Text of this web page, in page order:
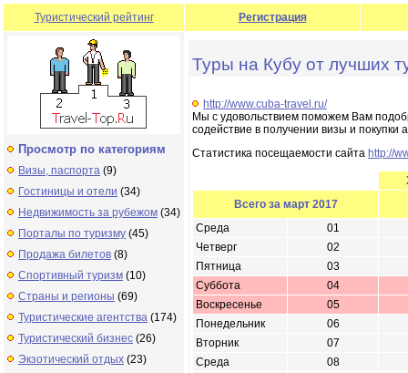
Туристический рейтинг Регистрация
Просмотр по категориям
Визы, паспорта (9)
Гостиницы и отели (34)
Недвижимость за рубежом (34)
Порталы по туризму (45)
Продажа билетов (8)
Спортивный туризм (10)
Страны и регионы (69)
Туристические агентства (174)
Туристический бизнес (26)
Экзотический отдых (23)
Туры на Кубу от лучших
http://www.cuba-travel.ru/
Мы с удовольствием поможем Вам
содействие в получении визы и покупки
Статистика посещаемости сайта http://
Всего за март 2017
Среда
01
Четверг
02
Пятница
03
Суббота
04
Воскресенье
05
Понедельник
06
Вторник
07
Среда
08